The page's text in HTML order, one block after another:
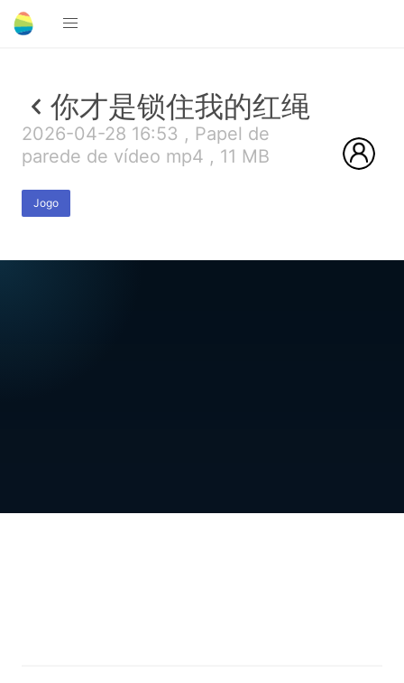
你才是锁住我的红绳
2026-04-28 16:53 , Papel de
parede de vídeo mp4 , 11 MB
Jogo